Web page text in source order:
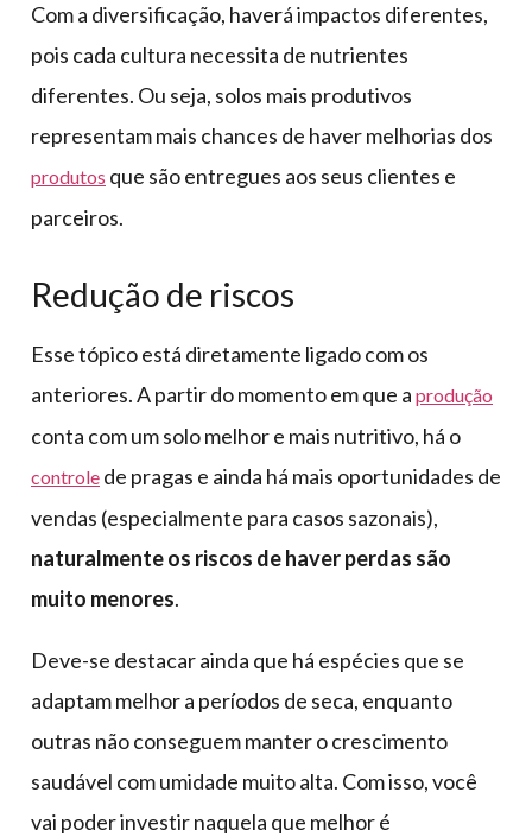
Com a diversificação, haverá impactos diferentes,
pois cada cultura necessita de nutrientes
diferentes. Ou seja, solos mais produtivos
representam mais chances de haver melhorias dos
produtos que são entregues aos seus clientes e
parceiros.
Redução de riscos
Esse tópico está diretamente ligado com os
anteriores. A partir do momento em que a produção
conta com um solo melhor e mais nutritivo, há o
controle de pragas e ainda há mais oportunidades de
vendas (especialmente para casos sazonais),
naturalmente os riscos de haver perdas são
muito menores.
Deve-se destacar ainda que há espécies que se
adaptam melhor a períodos de seca, enquanto
outras não conseguem manter o crescimento
saudável com umidade muito alta. Com isso, você
vai poder investir naquela que melhor é